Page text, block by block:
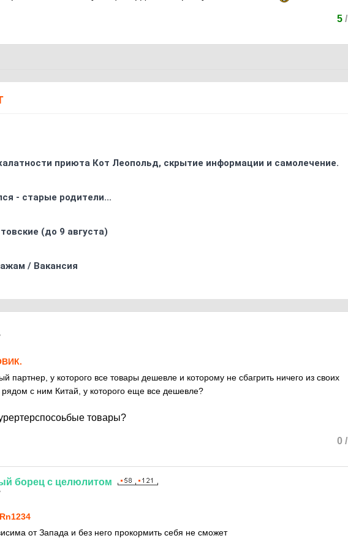
5/
приюта Кот Леопольд, скрытиe информации и самолечение.
- старые родители...
(до 9 августа)
/ Вакансия
партнер, у которого все товары дешевле и которому не сбагрить ничего из своих
рядом с ним Китай, у которого еще все дешевле?
товары?
0 /
борец с целюлитом
от Запада и без него прокормить себя не сможет